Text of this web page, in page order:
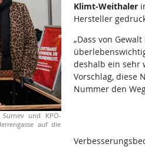
Surnev und KPÖ-
auf die
Klimt-Weithaler
Hersteller
„Dass von
deshalb ein sehr
Vorschlag, diese
Nummer den